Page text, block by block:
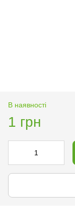
В наявності
1 грн